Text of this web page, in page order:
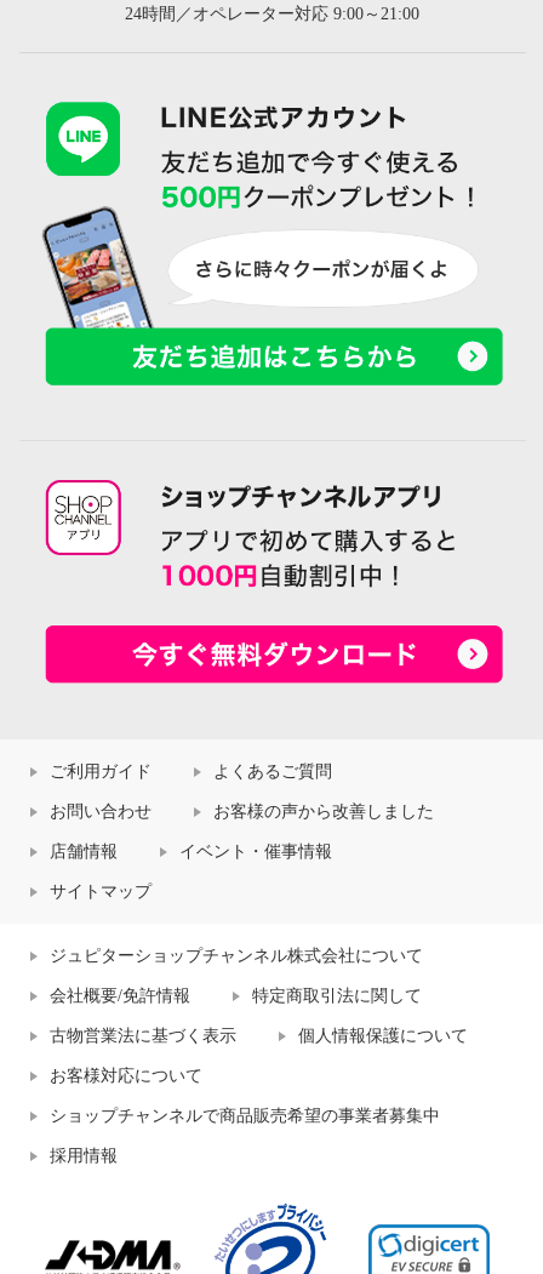
24時間／オペレーター対応 9:00～21:00
ご利用ガイド よくあるご質問
お問い合わせ お客様の声から改善しました
店舗情報 イベント・催事情報
サイトマップ
ジュピターショップチャンネル株式会社について
会社概要/免許情報 特定商取引法に関して
古物営業法に基づく表示 個人情報保護について
お客様対応について
ショップチャンネルで商品販売希望の事業者募集中
採用情報